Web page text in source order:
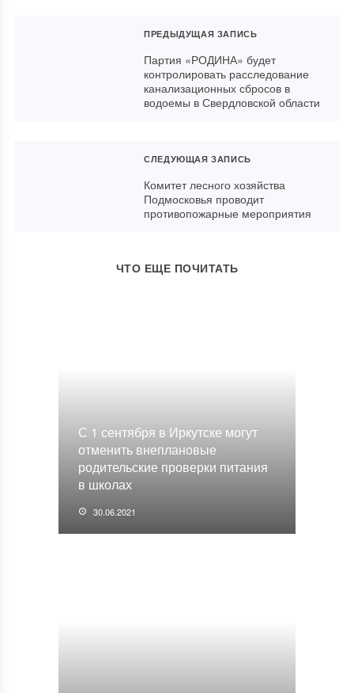
ПРЕДЫДУЩАЯ ЗАПИСЬ
Партия «РОДИНА» будет
контролировать расследование
канализационных сбросов в
водоемы в Свердловской области
СЛЕДУЮЩАЯ ЗАПИСЬ
Комитет лесного хозяйства
Подмосковья проводит
противопожарные мероприятия
ЧТО ЕЩЕ ПОЧИТАТЬ
С 1 сентября в Иркутске могут
отменить внеплановые
родительские проверки питания
в школах
30.06.2021